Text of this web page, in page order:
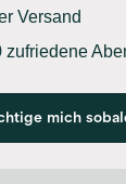
Versand
zufriedene
mich